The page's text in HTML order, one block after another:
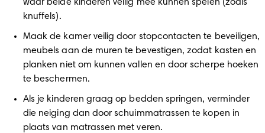
waar beide kinderen veilig mee kunnen spelen (zoals
knuffels).
Maak de kamer veilig door stopcontacten te beveiligen,
meubels aan de muren te bevestigen, zodat kasten en
planken niet om kunnen vallen en door scherpe hoeken
te beschermen.
Als je kinderen graag op bedden springen, verminder
die neiging dan door schuimmatrassen te kopen in
plaats van matrassen met veren.